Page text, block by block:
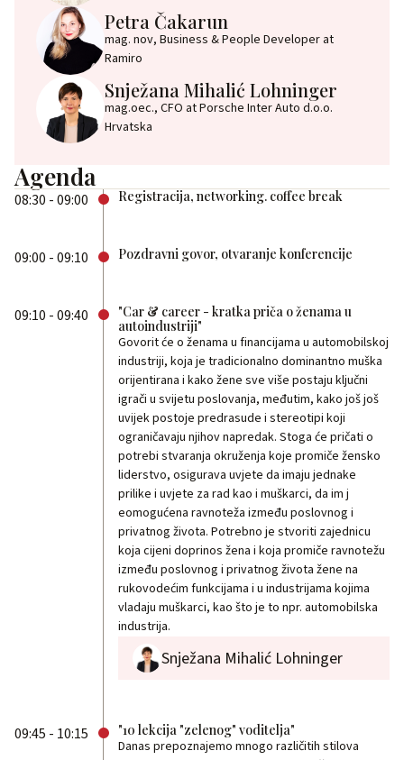
Petra Čakarun
mag. nov, Business & People Developer at
Ramiro
Snježana Mihalić Lohninger
mag.oec., CFO at Porsche Inter Auto d.o.o.
Hrvatska
Agenda
08:30 - 09:00 Registracija, networking. coffee break
09:00 - 09:10 Pozdravni govor, otvaranje konferencije
09:10 - 09:40
"Car & career - kratka priča o ženama u
autoindustriji"
Govorit će o ženama u financijama u automobilskoj
industriji, koja je tradicionalno dominantno muška
orijentirana i kako žene sve više postaju ključni
igrači u svijetu poslovanja, međutim, kako još još
uvijek postoje predrasude i stereotipi koji
ograničavaju njihov napredak. Stoga će pričati o
potrebi stvaranja okruženja koje promiče žensko
liderstvo, osigurava uvjete da imaju jednake
prilike i uvjete za rad kao i muškarci, da im j
eomogućena ravnoteža između poslovnog i
privatnog života. Potrebno je stvoriti zajednicu
koja cijeni doprinos žena i koja promiče ravnotežu
između poslovnog i privatnog života žene na
rukovodećim funkcijama i u industrijama kojima
vladaju muškarci, kao što je to npr. automobilska
industrija.
Snježana Mihalić Lohninger
09:45 - 10:15 "10 lekcija "zelenog" voditelja"
Danas prepoznajemo mnogo različitih stilova